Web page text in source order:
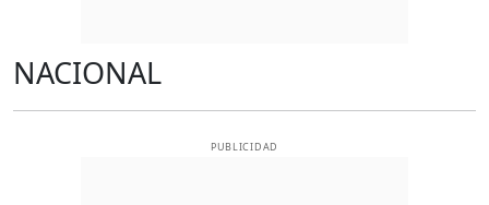
NACIONAL
PUBLICIDAD